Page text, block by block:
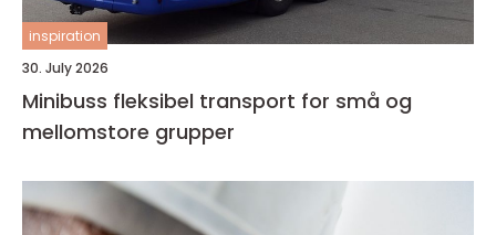
inspiration
30. July 2026
Minibuss fleksibel transport for små og
mellomstore grupper